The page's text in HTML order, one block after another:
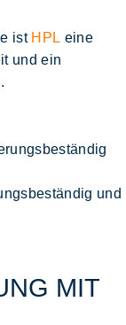
ist HPL eine
und ein
und
MIT